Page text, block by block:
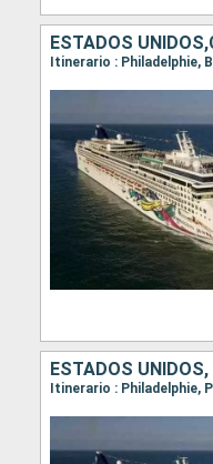
ESTADOS
Itinerario : Philadelphie,
ESTADOS